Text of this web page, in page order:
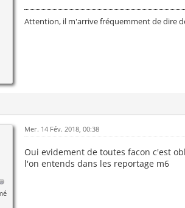
Attention, il m'arrive fréquemment de dire
Mer. 14 Fév. 2018, 00:38
Oui evidement de toutes facon c'est
l'on entends dans les reportage m6